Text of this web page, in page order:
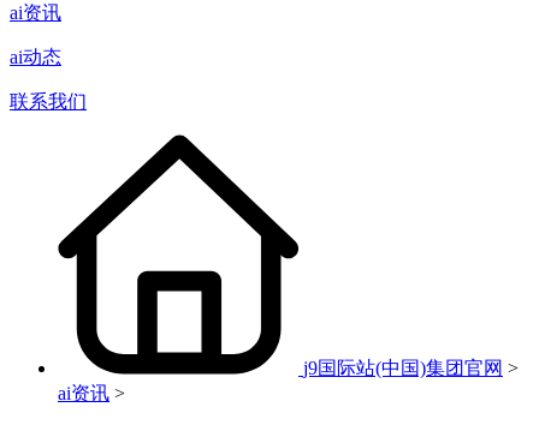
ai资讯
ai动态
联系我们
j9国际站(中国)集团官网 >
ai资讯 >